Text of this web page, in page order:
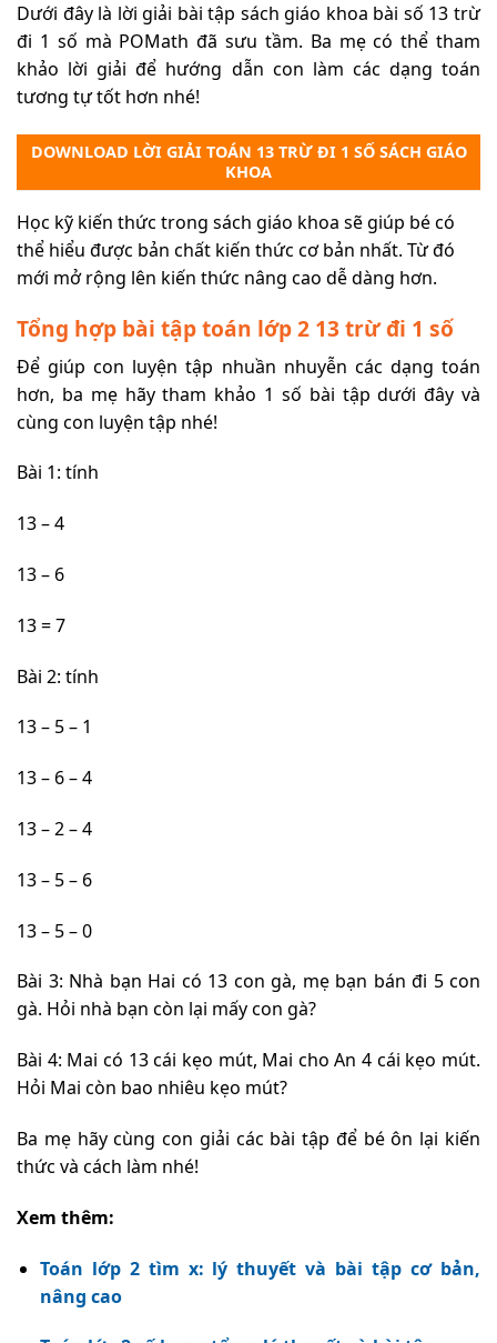
Dưới đây là lời giải bài tập sách giáo khoa bài số 13 trừ
đi 1 số mà POMath đã sưu tầm. Ba mẹ có thể tham
khảo lời giải để hướng dẫn con làm các dạng toán
tương tự tốt hơn nhé!
DOWNLOAD LỜI GIẢI TOÁN 13 TRỪ ĐI 1 SỐ SÁCH GIÁO
KHOA
Học kỹ kiến thức trong sách giáo khoa sẽ giúp bé có
thể hiểu được bản chất kiến thức cơ bản nhất. Từ đó
mới mở rộng lên kiến thức nâng cao dễ dàng hơn.
Tổng hợp bài tập toán lớp 2 13 trừ đi 1 số
Để giúp con luyện tập nhuần nhuyễn các dạng toán
hơn, ba mẹ hãy tham khảo 1 số bài tập dưới đây và
cùng con luyện tập nhé!
Bài 1: tính
13 – 4
13 – 6
13 = 7
Bài 2: tính
13 – 5 – 1
13 – 6 – 4
13 – 2 – 4
13 – 5 – 6
13 – 5 – 0
Bài 3: Nhà bạn Hai có 13 con gà, mẹ bạn bán đi 5 con
gà. Hỏi nhà bạn còn lại mấy con gà?
Bài 4: Mai có 13 cái kẹo mút, Mai cho An 4 cái kẹo mút.
Hỏi Mai còn bao nhiêu kẹo mút?
Ba mẹ hãy cùng con giải các bài tập để bé ôn lại kiến
thức và cách làm nhé!
Xem thêm:
Toán lớp 2 tìm x: lý thuyết và bài tập cơ bản,
nâng cao